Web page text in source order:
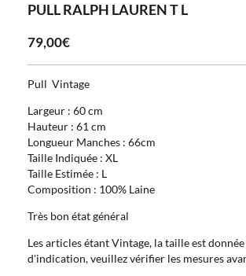
PULL RALPH LAUREN T L
79,00€
Pull Vintage
Largeur : 60 cm
Hauteur : 61 cm
Longueur Manches : 66cm
Taille Indiquée : XL
Taille Estimée : L
Composition : 100% Laine
Très bon état général
Les articles étant Vintage, la taille est
d'indication, veuillez vérifier les mesures